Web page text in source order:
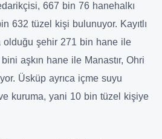
667 bin 76 hanehalkı
632 tüzel kişi bulunuyor. Kayıtlı
olduğu şehir 271 bin hane ile
aşkın hane ile Manastır, Ohri
Üsküp ayrıca içme suyu
kuruma, yani 10 bin tüzel kişiye